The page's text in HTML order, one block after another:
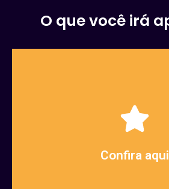
O que você irá
Confira aqui
- Como identificar as
uma comunicação
insuperáveisㅤ -
específicas para seu